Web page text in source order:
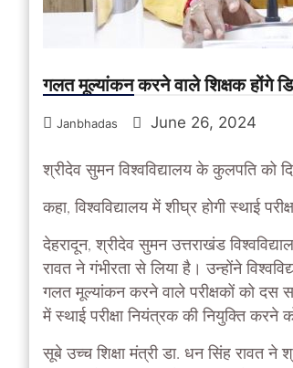
गलत मूल्यांकन करने वाले शिक्षक होंगे
Janbhadas June 26, 2024
श्रीदेव सुमन विश्वविद्यालय के कुलपति को
कहा, विश्वविद्यालय में शीघ्र होगी स्थाई
देहरादून, श्रीदेव सुमन उत्तराखंड
रावत ने गंभीरता से लिया है। उन्होंने
गलत मूल्यांकन करने वाले परीक्षकों को दस
में स्थाई परीक्षा नियंत्रक की नियुक्ति करने
सूबे उच्च शिक्षा मंत्री डा. धन सिंह रावत ने